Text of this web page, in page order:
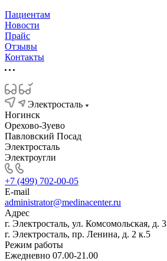
Пациентам
Новости
Прайс
Отзывы
Контакты
Электросталь
Ногинск
Орехово-Зуево
Павловский Посад
Электросталь
Электроугли
+7 (499) 702-00-05
E-mail
administrator@medinacenter.ru
Адрес
г. Электросталь, ул. Комсомольская, д. 3
г. Электросталь, пр. Ленина, д. 2 к.5
Режим работы
Ежедневно 07.00-21.00